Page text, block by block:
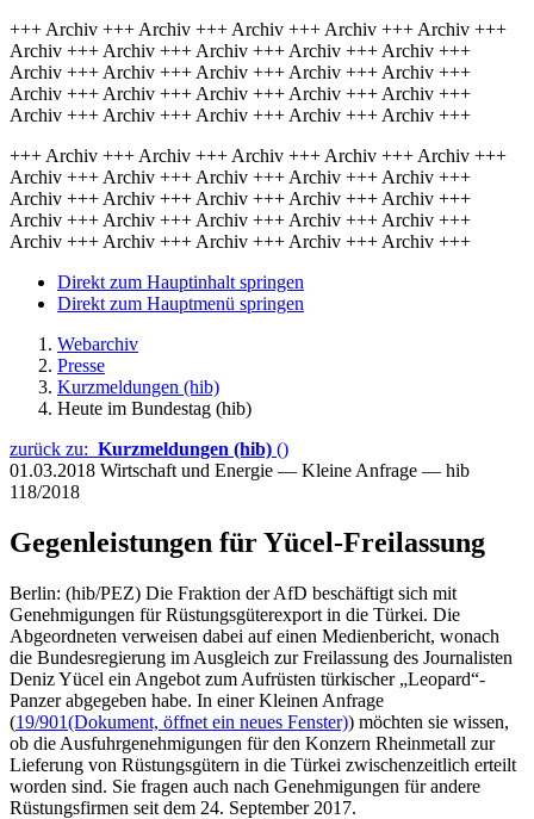
+++ Archiv +++ Archiv +++ Archiv +++ Archiv +++ Archiv +++
Archiv +++ Archiv +++ Archiv +++ Archiv +++ Archiv +++
Archiv +++ Archiv +++ Archiv +++ Archiv +++ Archiv +++
Archiv +++ Archiv +++ Archiv +++ Archiv +++ Archiv +++
Archiv +++ Archiv +++ Archiv +++ Archiv +++ Archiv +++
+++ Archiv +++ Archiv +++ Archiv +++ Archiv +++ Archiv +++
Archiv +++ Archiv +++ Archiv +++ Archiv +++ Archiv +++
Archiv +++ Archiv +++ Archiv +++ Archiv +++ Archiv +++
Archiv +++ Archiv +++ Archiv +++ Archiv +++ Archiv +++
Archiv +++ Archiv +++ Archiv +++ Archiv +++ Archiv +++
Direkt zum Hauptinhalt springen
Direkt zum Hauptmenü springen
Webarchiv
Presse
Kurzmeldungen (hib)
Heute im Bundestag (hib)
zurück zu: Kurzmeldungen (hib) ()
01.03.2018 Wirtschaft und Energie — Kleine Anfrage — hib
118/2018
Gegenleistungen für Yücel-Freilassung
Berlin: (hib/PEZ) Die Fraktion der AfD beschäftigt sich mit
Genehmigungen für Rüstungsgüterexport in die Türkei. Die
Abgeordneten verweisen dabei auf einen Medienbericht, wonach
die Bundesregierung im Ausgleich zur Freilassung des Journalisten
Deniz Yücel ein Angebot zum Aufrüsten türkischer „Leopard“-
Panzer abgegeben habe. In einer Kleinen Anfrage
(19/901(Dokument, öffnet ein neues Fenster)) möchten sie wissen,
ob die Ausfuhrgenehmigungen für den Konzern Rheinmetall zur
Lieferung von Rüstungsgütern in die Türkei zwischenzeitlich erteilt
worden sind. Sie fragen auch nach Genehmigungen für andere
Rüstungsfirmen seit dem 24. September 2017.